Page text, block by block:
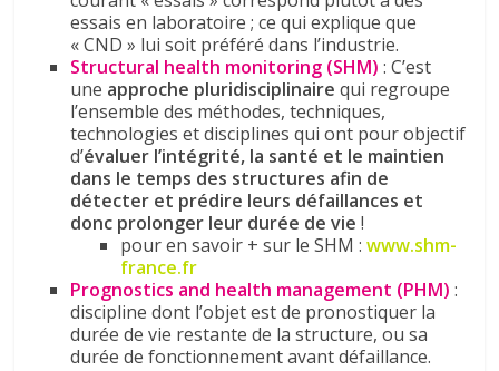
essais en laboratoire ; ce qui explique que
« CND » lui soit préféré dans l’industrie.
Structural health monitoring (SHM) : C’est
une approche pluridisciplinaire qui regroupe
l’ensemble des méthodes, techniques,
technologies et disciplines qui ont pour objectif
d’évaluer l’intégrité, la santé et le maintien
dans le temps des structures afin de
détecter et prédire leurs défaillances et
donc prolonger leur durée de vie !
pour en savoir + sur le SHM :www.shm-
france.fr
Prognostics and health management (PHM) :
discipline dont l’objet est de pronostiquer la
durée de vie restante de la structure, ou sa
durée de fonctionnement avant défaillance.